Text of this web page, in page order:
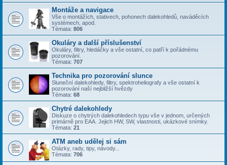
Montáže a navigace
Vše o montážích, stativech, pohonech dalekohledů, naváděcích
systémech, apod.
Témata: 806
Okuláry a další příslušenství
Okuláry, filtry, hledáčky a vše ostatní, co patří k pořádnému
pozorování.
Témata: 707
Technika pro pozorování slunce
Sluneční dalekohledy, filtry, spektroheliografy a vše ostatní k
pozorování naší nejbližší hvězdy
Témata: 68
Chytré dalekohledy
Diskuze o chytrých dalekohledech typu vše v jednom, určených
primárně pro EAA. Jejich HW, SW, vlastnosti, ukázkové snímky.
Témata: 21
ATM aneb udělej si sám
Otázky, rady, tipy, návody...
Témata: 706